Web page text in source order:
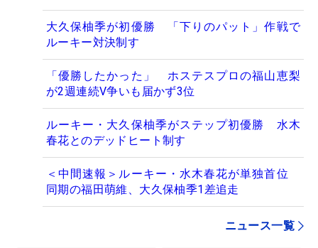
大久保柚季が初優勝 「下りのパット」作戦で
ルーキー対決制す
「優勝したかった」 ホステスプロの福山恵梨
が2週連続V争いも届かず3位
ルーキー・大久保柚季がステップ初優勝 水木
春花とのデッドヒート制す
＜中間速報＞ルーキー・水木春花が単独首位
同期の福田萌維、大久保柚季1差追走
ニュース一覧